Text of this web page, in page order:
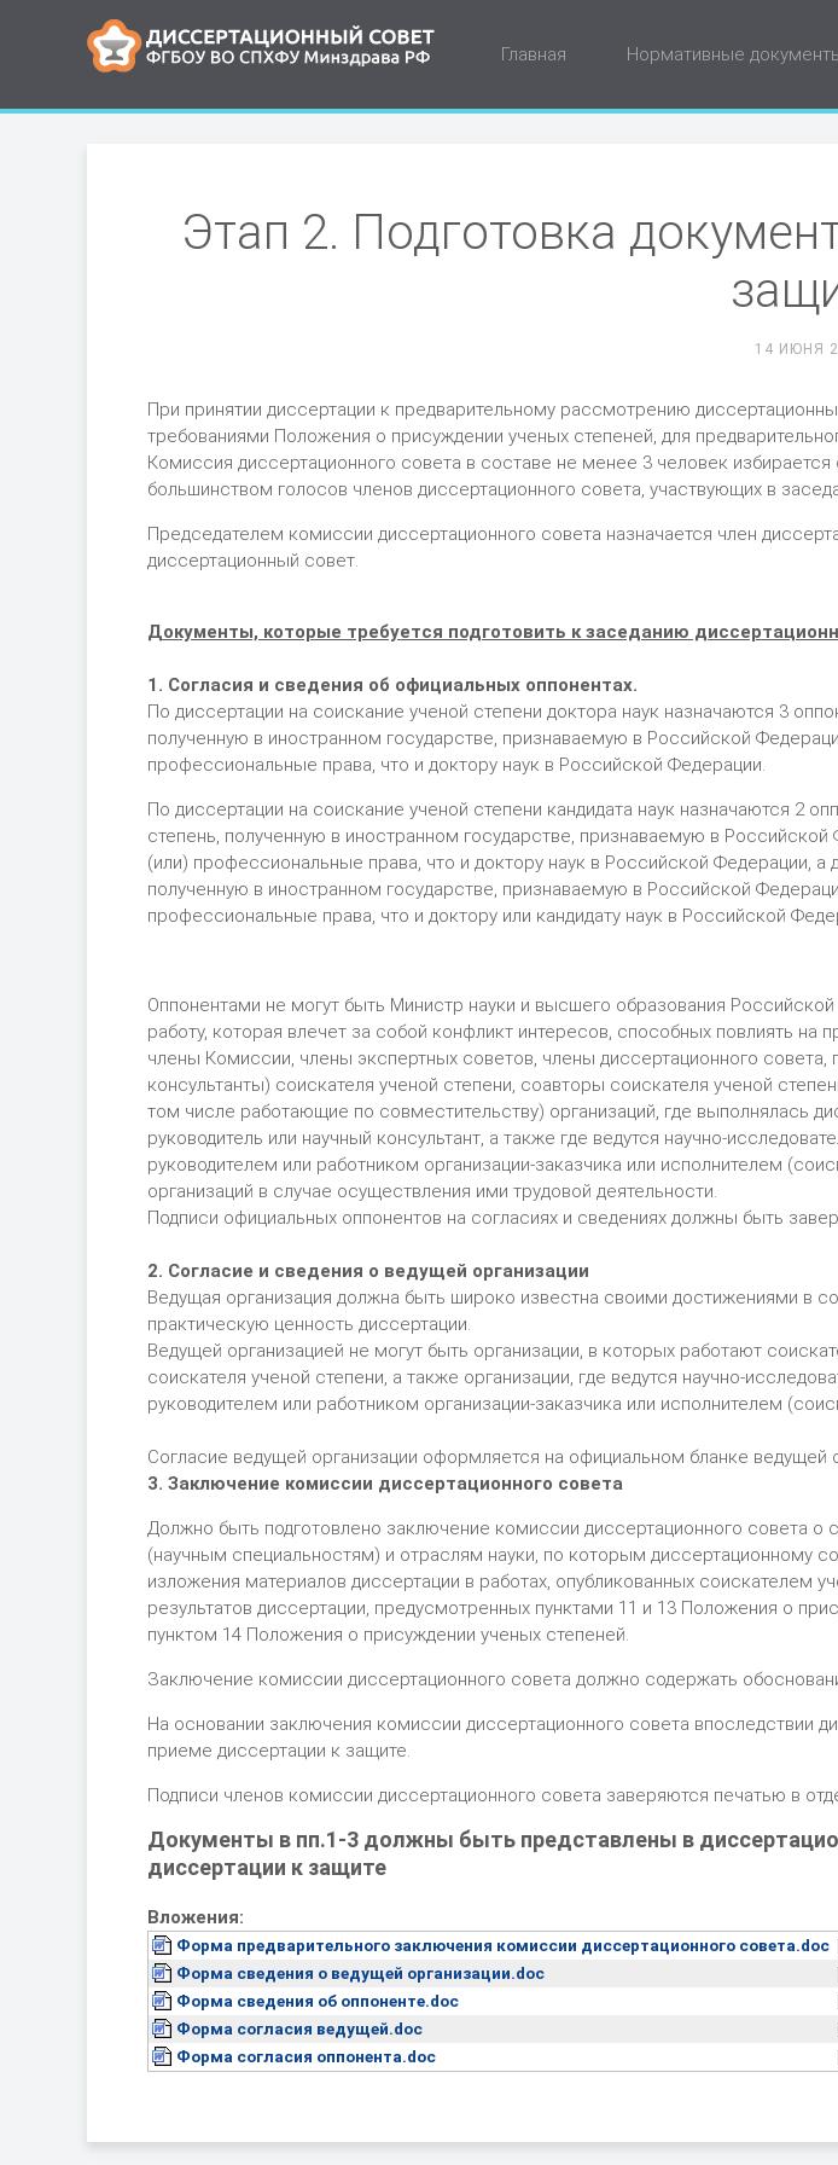
Главная Нормативные
Этап 2. Подготовка
14 ИЮНЯ
При принятии диссертации к предварительному рассмотрению
требованиями Положения о присуждении ученых степеней, для
Комиссия диссертационного совета в составе не менее 3 человек
большинством голосов членов диссертационного совета, участвующих в
Председателем комиссии диссертационного совета назначается член
диссертационный совет.
Документы, которые требуется подготовить к заседанию
1. Согласия и сведения об официальных оппонентах.
По диссертации на соискание ученой степени доктора наук назначаются 3
полученную в иностранном государстве, признаваемую в Российской
профессиональные права, что и доктору наук в Российской Федерации.
По диссертации на соискание ученой степени кандидата наук назначаются 2
степень, полученную в иностранном государстве, признаваемую в
(или) профессиональные права, что и доктору наук в Российской Федерации,
полученную в иностранном государстве, признаваемую в Российской
профессиональные права, что и доктору или кандидату наук в Российской
Оппонентами не могут быть Министр науки и высшего образования
работу, которая влечет за собой конфликт интересов, способных повлиять
члены Комиссии, члены экспертных советов, члены диссертационного
консультанты) соискателя ученой степени, соавторы соискателя ученой
том числе работающие по совместительству) организаций, где выполнялась
руководитель или научный консультант, а также где ведутся научно-
руководителем или работником организации-заказчика или исполнителем
организаций в случае осуществления ими трудовой деятельности.
Подписи официальных оппонентов на согласиях и сведениях должны быть
2. Согласие и сведения о ведущей организации
Ведущая организация должна быть широко известна своими достижениями в
практическую ценность диссертации.
Ведущей организацией не могут быть организации, в которых работают
соискателя ученой степени, а также организации, где ведутся научно-
руководителем или работником организации-заказчика или исполнителем
Согласие ведущей организации оформляется на официальном бланке ведущей
3. Заключение комиссии диссертационного совета
Должно быть подготовлено заключение комиссии диссертационного совета о
(научным специальностям) и отраслям науки, по которым диссертационному
изложения материалов диссертации в работах, опубликованных соискателем
результатов диссертации, предусмотренных пунктами 11 и 13 Положения о
пунктом 14 Положения о присуждении ученых степеней.
Заключение комиссии диссертационного совета должно содержать
На основании заключения комиссии диссертационного совета впоследствии
приеме диссертации к защите.
Подписи членов комиссии диссертационного совета заверяются печатью в
Документы в пп.1-3 должны быть представлены в
диссертации к защите
Вложения:
Форма предварительного заключения комиссии диссертационного совета.doc
Форма сведения о ведущей организации.doc
Форма сведения об оппоненте.doc
Форма согласия ведущей.doc
Форма согласия оппонента.doc